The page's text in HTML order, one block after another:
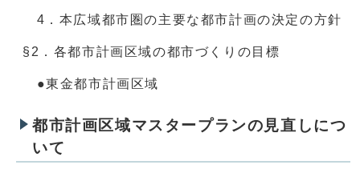
4．本広域都市圏の主要な都市計画の決定の方針
§2．各都市計画区域の都市づくりの目標
●東金都市計画区域
都市計画区域マスタープランの見直しにつ
いて